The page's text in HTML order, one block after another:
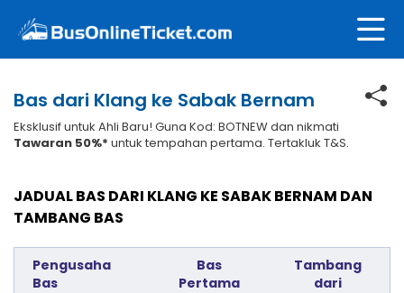
Bas dari Klang ke Sabak Bernam
Eksklusif untuk Ahli Baru! Guna Kod: BOTNEW dan nikmati
Tawaran 50%* untuk tempahan pertama. Tertakluk T&S.
JADUAL BAS DARI KLANG KE SABAK BERNAM DAN
TAMBANG BAS
Pengusaha
Bas
Bas
Pertama
Tambang
dari